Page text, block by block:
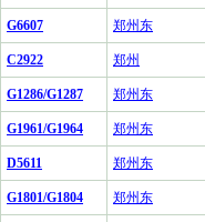
G6607 郑州东
C2922 郑州
G1286/G1287 郑州东
G1961/G1964 郑州东
D5611 郑州东
G1801/G1804 郑州东